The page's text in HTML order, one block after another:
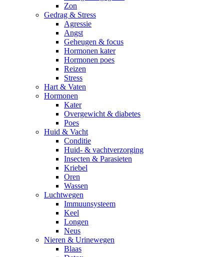
Zon
Gedrag & Stress
Agressie
Angst
Geheugen & focus
Hormonen kater
Hormonen poes
Reizen
Stress
Hart & Vaten
Hormonen
Kater
Overgewicht & diabetes
Poes
Huid & Vacht
Conditie
Huid- & vachtverzorging
Insecten & Parasieten
Kriebel
Oren
Wassen
Luchtwegen
Immuunsysteem
Keel
Longen
Neus
Nieren & Urinewegen
Blaas